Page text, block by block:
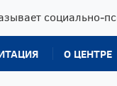
О ЦЕНТРЕ